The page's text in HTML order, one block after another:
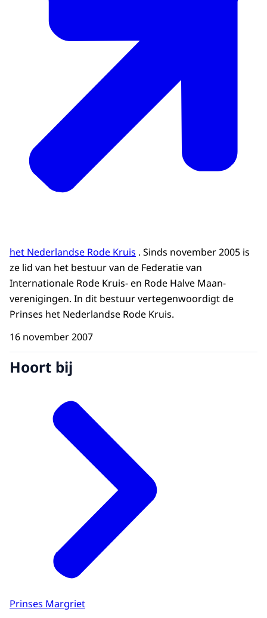
het Nederlandse Rode Kruis . Sinds november 2005 is
ze lid van het bestuur van de Federatie van
Internationale Rode Kruis- en Rode Halve Maan-
verenigingen. In dit bestuur vertegenwoordigt de
Prinses het Nederlandse Rode Kruis.
16 november 2007
Hoort bij
Prinses Margriet